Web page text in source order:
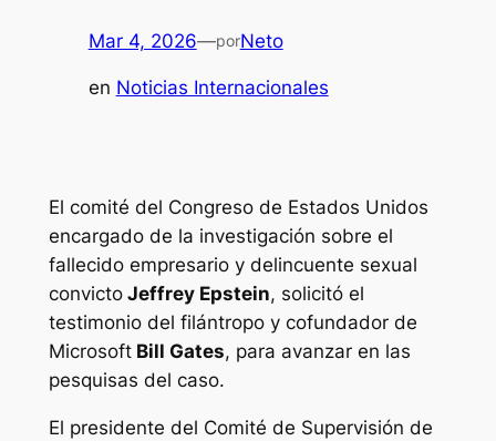
Mar 4, 2026—porNeto
en Noticias Internacionales
El comité del Congreso de Estados Unidos
encargado de la investigación sobre el
fallecido empresario y delincuente sexual
convictoJeffrey Epstein, solicitó el
testimonio del filántropo y cofundador de
MicrosoftBill Gates, para avanzar en las
pesquisas del caso.
El presidente del Comité de Supervisión de